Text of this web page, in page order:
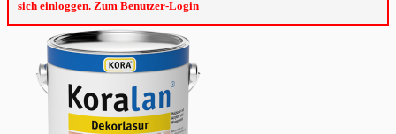
sich einloggen. Zum Benutzer-Login